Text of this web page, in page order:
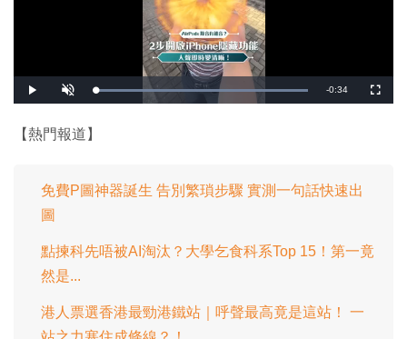
播
放
開
啟
載
入
0
%
剩
-0:34
全
螢
【熱門報道】
免費P圖神器誕生 告別繁瑣步驟 實測一句話快速出
圖
點揀科先唔被AI淘汰？大學乞食科系Top 15！第一竟
然是...
港人票選香港最勁港鐵站｜呼聲最高竟是這站！ 一